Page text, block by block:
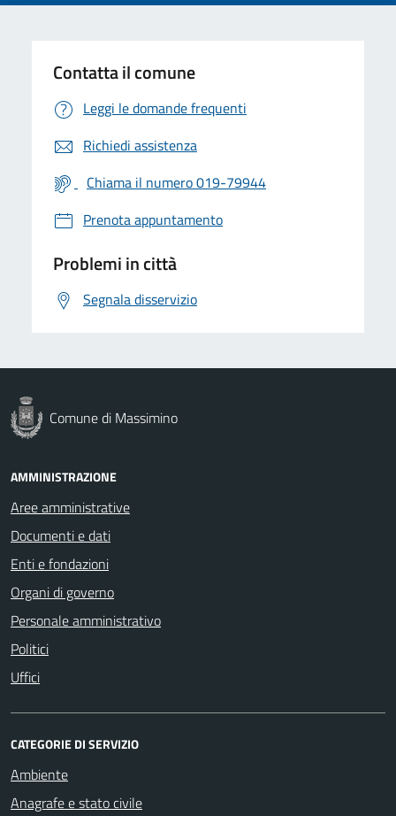
Contatta il comune
Leggi le domande frequenti
Richiedi assistenza
Chiama il numero 019-79944
Prenota appuntamento
Problemi in città
Segnala disservizio
Comune di Massimino
AMMINISTRAZIONE
Aree amministrative
Documenti e dati
Enti e fondazioni
Organi di governo
Personale amministrativo
Politici
Uffici
CATEGORIE DI SERVIZIO
Ambiente
Anagrafe e stato civile